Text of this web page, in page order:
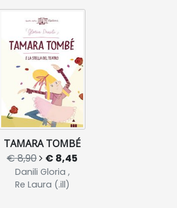
TAMARA TOMBÉ
€ 8,90 € 8,45
Danili Gloria ,
Re Laura (.ill)